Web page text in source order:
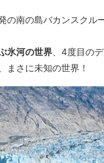
の南の島バカンスクル
氷河の世界、4度目の
まさに未知の世界！